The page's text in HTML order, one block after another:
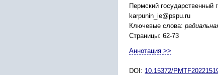
Пермский государственный
karpunin_ie@pspu.ru
Ключевые слова:
Страницы: 62-73
Аннотация >>
DOI: 10.15372/